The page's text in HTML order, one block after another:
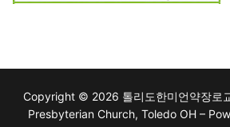
Copyright © 2026 톨리도한미언약장로
Presbyterian Church, Toledo OH –